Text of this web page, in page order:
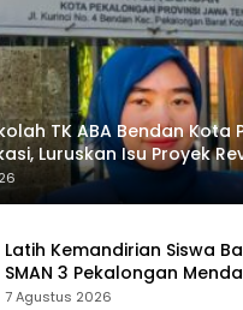
TK ABA Bendan Kota
Luruskan Isu Proyek
Latih Kemandirian Siswa
SMAN 3 Pekalongan
dan Respon Positif Orang
7 Agustus 2026